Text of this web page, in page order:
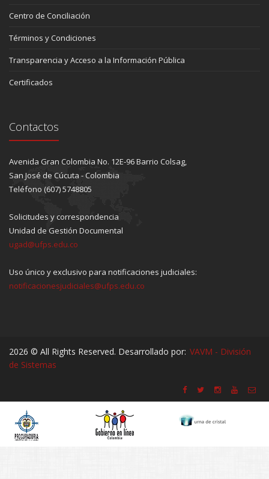
Centro de Conciliación
Términos y Condiciones
Transparencia y Acceso a la Información Pública
Certificados
Contactos
Avenida Gran Colombia No. 12E-96 Barrio Colsag,
San José de Cúcuta - Colombia
Teléfono (607) 5748805
Solicitudes y correspondencia
Unidad de Gestión Documental
ugad@ufps.edu.co
Uso único y exclusivo para notificaciones judiciales:
notificacionesjudiciales@ufps.edu.co
2026 © All Rights Reserved. Desarrollado por: VAVM - División
de Sistemas